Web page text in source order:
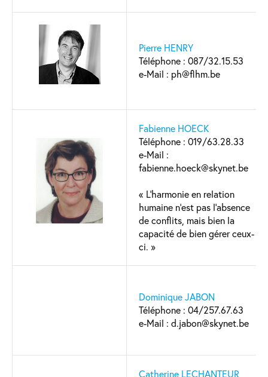
Pierre HENRY
Téléphone : 087/32.15.53
e-Mail : ph@flhm.be
Fabienne HOECK
Téléphone : 019/63.28.33
e-Mail :
fabienne.hoeck@skynet.be
« L’harmonie en relation
humaine n’est pas l’absence
de conflits, mais bien la
capacité de bien gérer ceux-
ci. »
Dominique JABON
Téléphone : 04/257.67.63
e-Mail : d.jabon@skynet.be
Catherine LECHANTEUR